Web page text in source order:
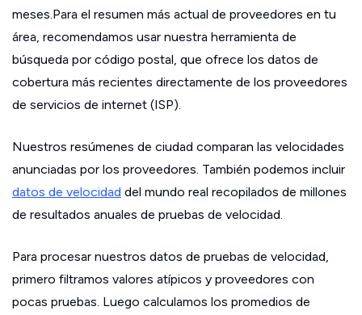
meses.Para el resumen más actual de proveedores en tu
área, recomendamos usar nuestra herramienta de
búsqueda por código postal, que ofrece los datos de
cobertura más recientes directamente de los proveedores
de servicios de internet (ISP).
Nuestros resúmenes de ciudad comparan las velocidades
anunciadas por los proveedores. También podemos incluir
datos de velocidad del mundo real recopilados de millones
de resultados anuales de pruebas de velocidad.
Para procesar nuestros datos de pruebas de velocidad,
primero filtramos valores atípicos y proveedores con
pocas pruebas. Luego calculamos los promedios de